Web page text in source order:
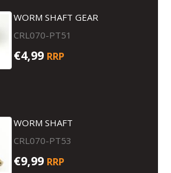
WORM SHAFT GEAR
CRL070-PT51
€4,99 RRP
WORM SHAFT
CRL070-PT53
€9,99 RRP